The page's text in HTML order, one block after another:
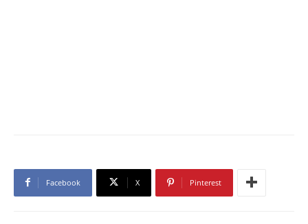
Facebook X Pinterest